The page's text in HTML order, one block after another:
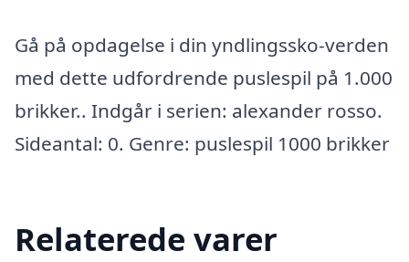
Gå på opdagelse i din yndlingssko-verden
med dette udfordrende puslespil på 1.000
brikker.. Indgår i serien: alexander rosso.
Sideantal: 0. Genre: puslespil 1000 brikker
Relaterede varer